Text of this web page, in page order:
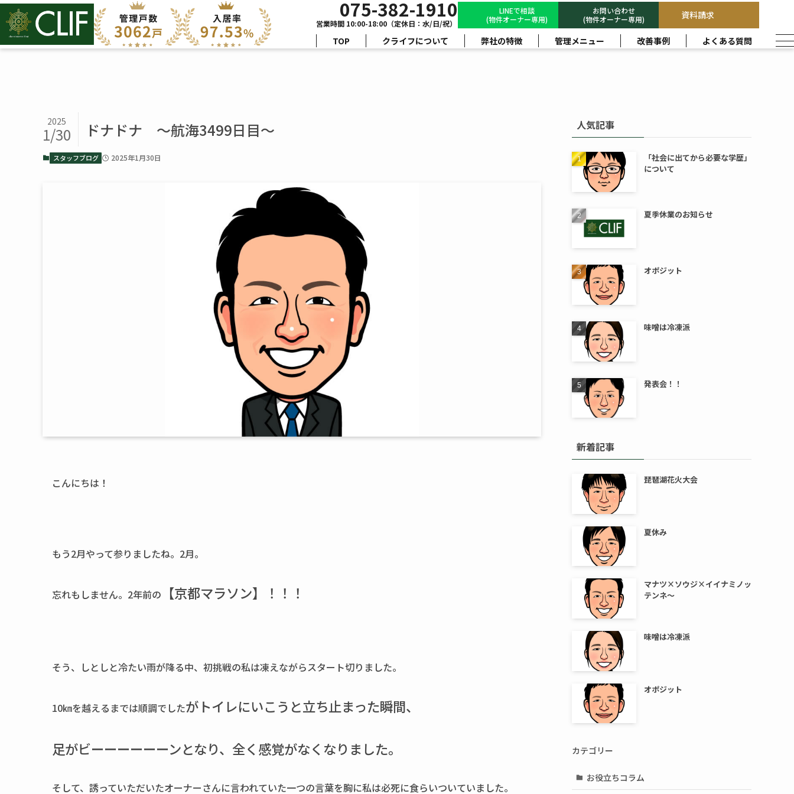
075-382-1910
営業時間 10:00-18:00（定休日：水/日/祝）
LINEで相談
(物件オーナー専用)
お問い合わせ
(物件オーナー専用)
資料請求
TOP クライフについて 弊社の特徴 管理メニュー 改善事例 よくある質問
ドナドナ ～航海3499日目～
2025
1/30
スタッフブログ 2025年1月30日
こんにちは！
もう2月やって参りましたね。2月。
忘れもしません。2年前の 【京都マラソン】！！！
そう、しとしと冷たい雨が降る中、初挑戦の私は凍えながらスタート切りました。
10㎞を越えるまでは順調でしたが トイレにいこうと立ち止まった瞬間、
足がビーーーーーーンとなり、全く感覚がなくなりました。
そして、誘っていただいたオーナーさんに言われていた一つの言葉を胸に私は必死に食らいついていました。
人気記事
「社会に出てから必要な学歴」
について
夏季休業のお知らせ
オポジット
味噌は冷凍派
発表会！！
新着記事
琵琶湖花火大会
夏休み
マナツ×ソウジ×イイナミノッ
テンネ～
味噌は冷凍派
オポジット
カテゴリー
お役立ちコラム